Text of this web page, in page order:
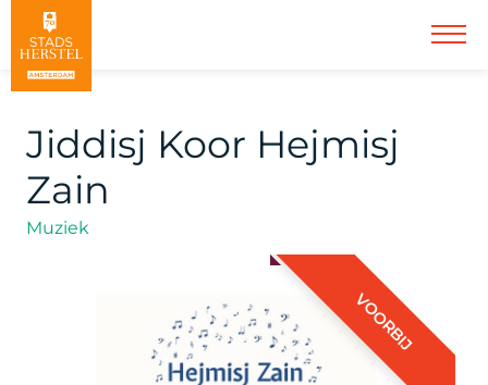
Jiddisj Koor Hejmisj
Zain
Muziek
VOORBIJ